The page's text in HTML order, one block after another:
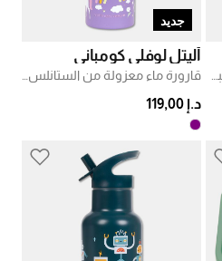
جديد
أليتل لوفلي كومباني
د.إ 119,00